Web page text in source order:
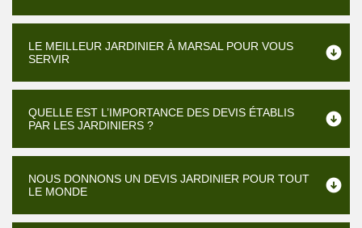
LE MEILLEUR JARDINIER À MARSAL POUR VOUS
SERVIR
QUELLE EST L’IMPORTANCE DES DEVIS ÉTABLIS
PAR LES JARDINIERS ?
NOUS DONNONS UN DEVIS JARDINIER POUR TOUT
LE MONDE